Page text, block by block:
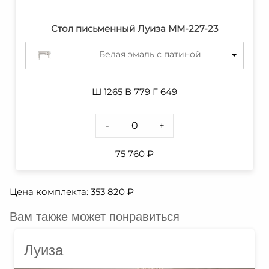
Стол письменный Луиза ММ-227-23
Белая эмаль с патиной
Ш 1265 В 779 Г 649
- +
75 760 ₽
Цена комплекта: 353 820 ₽
Вам также может понравиться
Луиза